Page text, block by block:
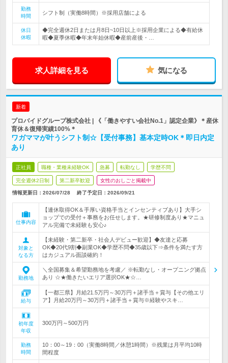
勤務
時間
シフト制（実働8時間）※採用店舗による
休日
休暇
◆完全週休2日または月8日~10日以上※採用企業による◆有給休
暇◆夏季休暇◆年末年始休暇◆産前産後・…
求人詳細を見る 気になる
新着
プロバイドグループ株式会社 | 《「働きやすい会社No.1」認定企業》＊産休
育休＆復帰実績100%＊
ワガママが叶うシフト制☆【受付事務】基本定時OK＊即日内定
あり
正社員 職種・業種未経験OK 急募 転勤なし 学歴不問
完全週休2日制 第二新卒歓迎 女性のおしごと掲載中
情報更新日：2026/07/28 終了予定日： 2026/09/21
仕事内容
【連休取得OK＆手厚い資格手当とインセンティブあり】大手シ
ョップでの受付＋事務をお任せします。★研修制度あり★マニュ
アル完備で未経験も安心♪
対象と
なる方
【未経験・第二新卒・社会人デビュー歓迎】◆友達と応募
OK◆20代9割◆副業OK◆学歴不問◆35歳以下⇒条件を満たす方
はカジュアル面談確約！
勤務地
＼全国募集＆希望勤務地を考慮／ ※転勤なし・オープニング拠点
あり ☆★働きたいエリア選択OK★☆…
給与
【一都三県】月給21.5万円～30万円＋諸手当＋賞与【その他エリ
ア】月給20万円～30万円＋諸手当＋賞与※経験やスキ…
初年度
年収
300万円～500万円
勤務
時間
10：00～19：00（実働8時間／休憩1時間）※残業は月平均10時
間程度